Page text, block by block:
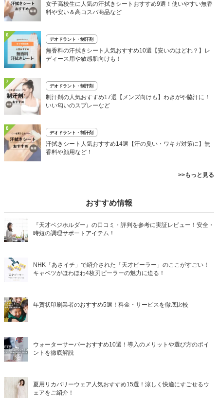
女子高校生に人気の汗拭きシートおすすめ9選！使いやすい無香
料や安い＆高コスパ商品など
6
デオドラント・制汗剤
無香料の汗拭きシート人気おすすめ10選【安いのはどれ？】レ
ディース用や敏感肌向けも！
7
デオドラント・制汗剤
制汗剤の人気おすすめ17選【メンズ向けも】わきがや脇汗に！
いい匂いのスプレーなど
8
デオドラント・制汗剤
汗拭きシート人気おすすめ14選【汗の臭い・ワキガ対策に】無
香料や顔用など！
>>もっと見る
おすすめ情報
『天才ベジホルダー』の口コミ・評判を参考に実証レビュー！安全・
時短の調理サポートアイテム！
NHK「あさイチ」で紹介された「天才ピーラー」のここがすごい！
キャベツがほわほわ4枚刃ピーラーの魅力に迫る！
年賀状印刷業者のおすすめ5選！料金・サービスを徹底比較
ウォーターサーバーおすすめ10選！導入のメリットや選び方のポイ
ントを徹底解説
夏用リカバリーウェア人気おすすめ15選！涼しく快適にすごせるウ
ェアをご紹介！